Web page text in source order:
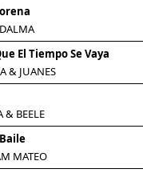
El Tiempo Se Vaya
& JUANES
& BEELE
MATEO